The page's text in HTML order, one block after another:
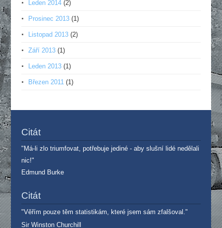
Leden 2014(2)
Prosinec 2013(1)
Listopad 2013(2)
Září 2013(1)
Leden 2013(1)
Březen 2011(1)
Citát
"Má-li zlo triumfovat, potřebuje jediné - aby slušní lidé nedělali
nic!"
Edmund Burke
Citát
"Věřím pouze těm statistikám, které jsem sám zfalšoval."
Sir Winston Churchill